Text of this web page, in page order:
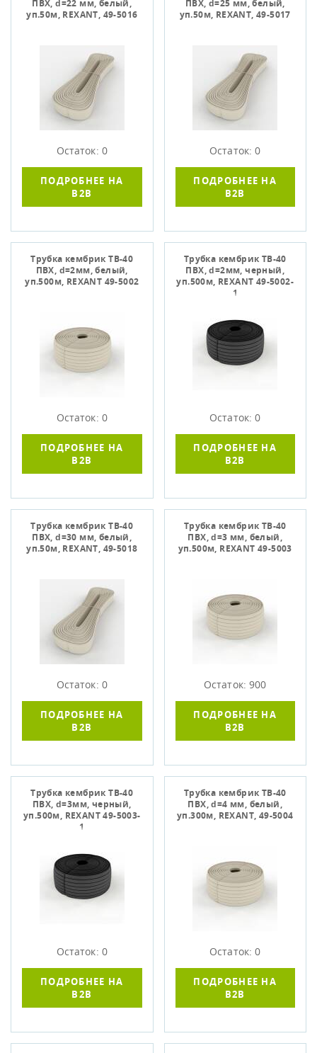
ПВХ, d=22 мм, белый,
уп.50м, REXANT, 49-5016
Остаток: 0
ПОДРОБНЕЕ НА
B2B
ПВХ, d=25 мм, белый,
уп.50м, REXANT, 49-5017
Остаток: 0
ПОДРОБНЕЕ НА
B2B
Трубка кембрик ТВ-40
ПВХ, d=2мм, белый,
уп.500м, REXANT 49-5002
Остаток: 0
ПОДРОБНЕЕ НА
B2B
Трубка кембрик ТВ-40
ПВХ, d=2мм, черный,
уп.500м, REXANT 49-5002-
1
Остаток: 0
ПОДРОБНЕЕ НА
B2B
Трубка кембрик ТВ-40
ПВХ, d=30 мм, белый,
уп.50м, REXANT, 49-5018
Остаток: 0
ПОДРОБНЕЕ НА
B2B
Трубка кембрик ТВ-40
ПВХ, d=3 мм, белый,
уп.500м, REXANT 49-5003
Остаток: 900
ПОДРОБНЕЕ НА
B2B
Трубка кембрик ТВ-40
ПВХ, d=3мм, черный,
уп.500м, REXANT 49-5003-
1
Остаток: 0
ПОДРОБНЕЕ НА
B2B
Трубка кембрик ТВ-40
ПВХ, d=4 мм, белый,
уп.300м, REXANT, 49-5004
Остаток: 0
ПОДРОБНЕЕ НА
B2B